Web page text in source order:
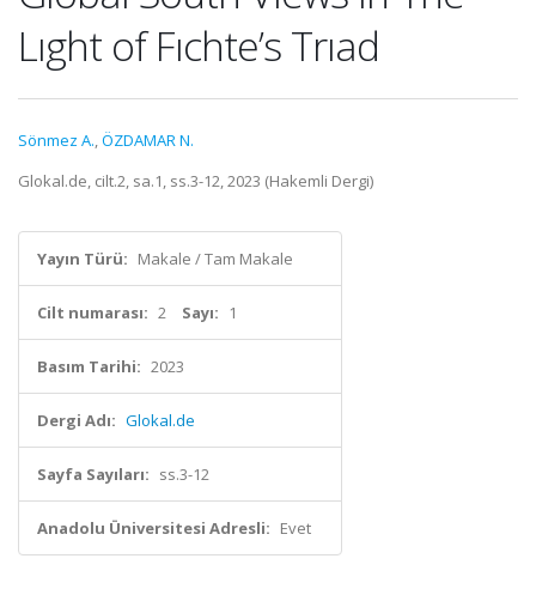
Lıght of Fıchte’s Trıad
Sönmez A.,ÖZDAMAR N.
Glokal.de, cilt.2, sa.1, ss.3-12, 2023 (Hakemli Dergi)
Yayın Türü: Makale / Tam Makale
Cilt numarası: 2 Sayı: 1
Basım Tarihi: 2023
Dergi Adı: Glokal.de
Sayfa Sayıları: ss.3-12
Anadolu Üniversitesi Adresli: Evet